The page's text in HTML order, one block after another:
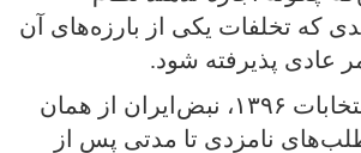
که تخلفات یکی از بارزه‌های آن
عادی پذیرفته شود.
در طول چرخه انتخابات ۱۳۹۶، نبض‌ایران از همان
نامزدی تا مدتی پس از